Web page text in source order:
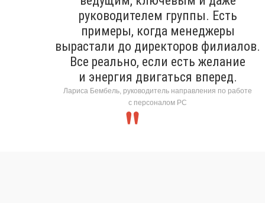
руководителем группы. Есть
примеры, когда менеджеры
вырастали до директоров филиалов.
Все реально, если есть желание
и энергия двигаться вперед.
Лариса Бембель, руководитель направления по работе
с персоналом РС